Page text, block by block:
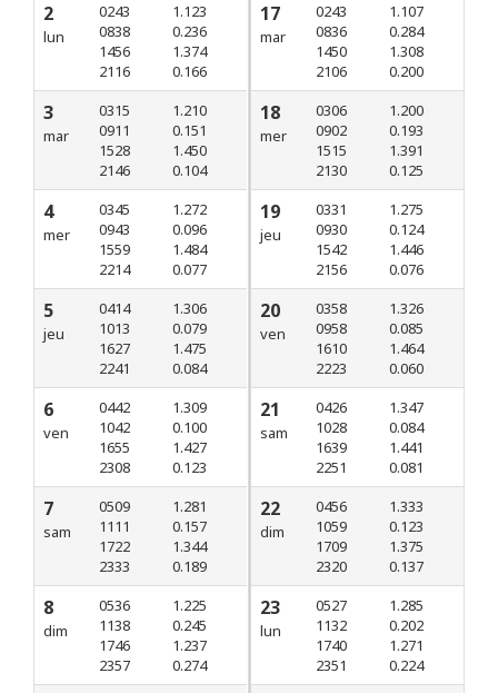
2
lun
0243
0838
1456
2116
1.123
0.236
1.374
0.166
3
mar
0315
0911
1528
2146
1.210
0.151
1.450
0.104
4
mer
0345
0943
1559
2214
1.272
0.096
1.484
0.077
5
jeu
0414
1013
1627
2241
1.306
0.079
1.475
0.084
6
ven
0442
1042
1655
2308
1.309
0.100
1.427
0.123
7
sam
0509
1111
1722
2333
1.281
0.157
1.344
0.189
8
dim
0536
1138
1746
2357
1.225
0.245
1.237
0.274
17
mar
0243
0836
1450
2106
1.107
0.284
1.308
0.200
18
mer
0306
0902
1515
2130
1.200
0.193
1.391
0.125
19
jeu
0331
0930
1542
2156
1.275
0.124
1.446
0.076
20
ven
0358
0958
1610
2223
1.326
0.085
1.464
0.060
21
sam
0426
1028
1639
2251
1.347
0.084
1.441
0.081
22
dim
0456
1059
1709
2320
1.333
0.123
1.375
0.137
23
lun
0527
1132
1740
2351
1.285
0.202
1.271
0.224